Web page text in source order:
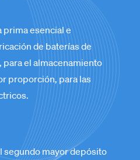
prima esencial e
de baterías de
el almacenamiento
proporción, para las
segundo mayor depósito